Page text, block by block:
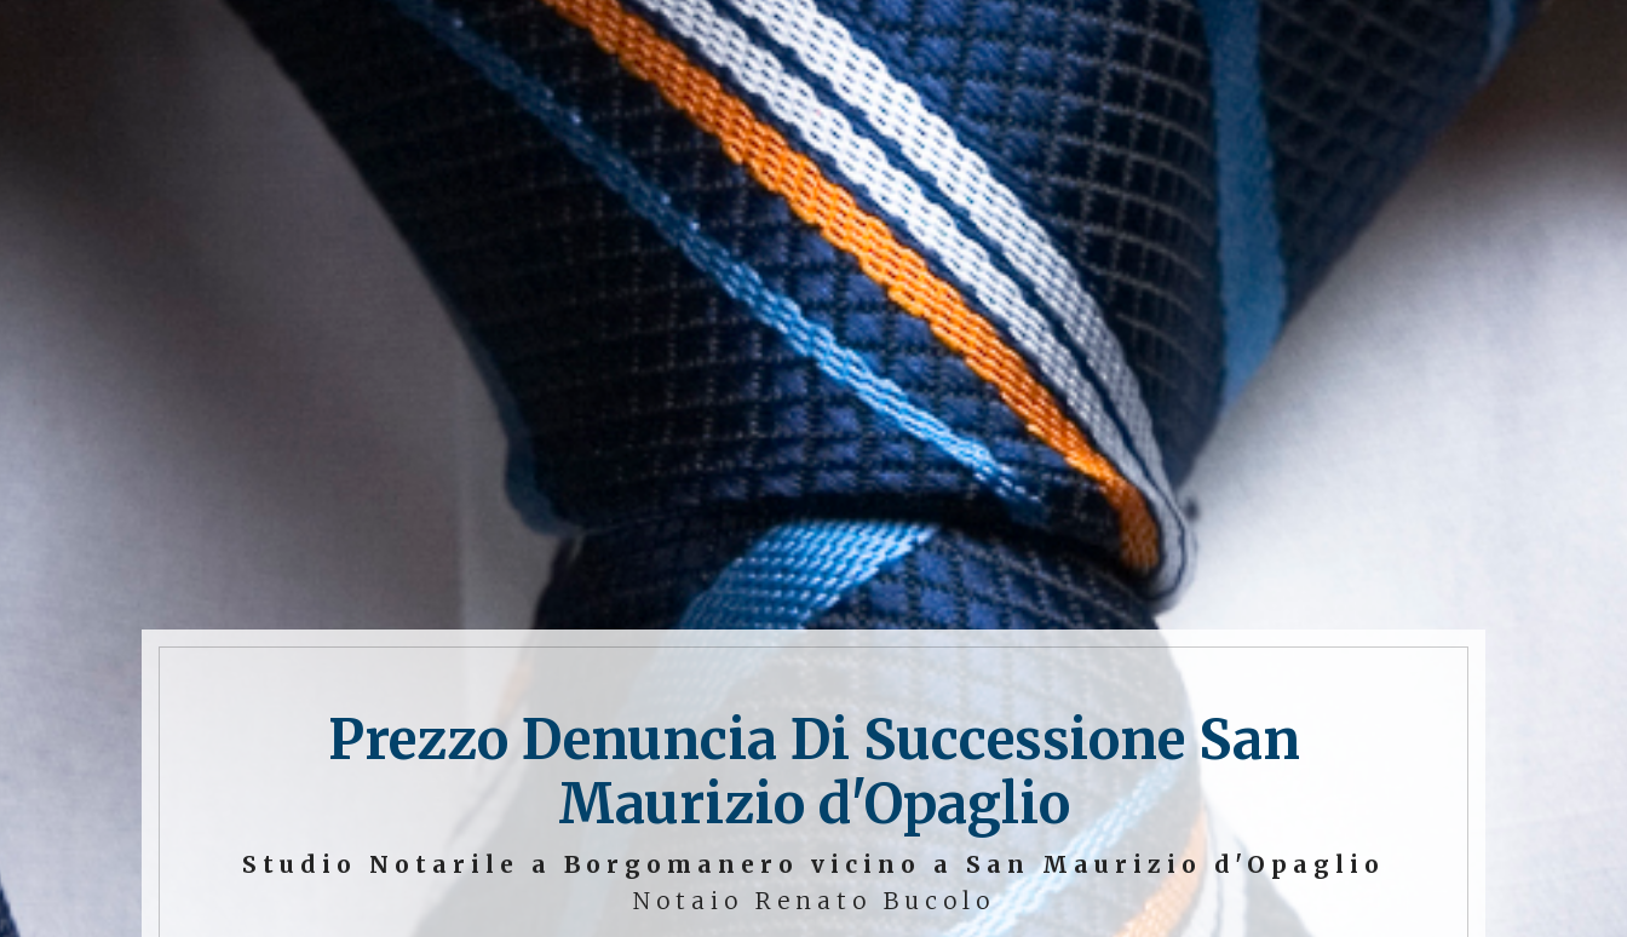
Prezzo Denuncia Di Successione San
Maurizio d'Opaglio
Studio Notarile a Borgomanero vicino a San Maurizio d'Opaglio
Notaio Renato Bucolo